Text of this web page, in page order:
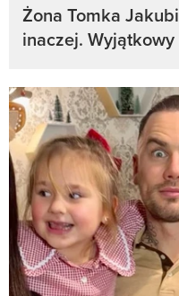
Żona Tomka
inaczej.